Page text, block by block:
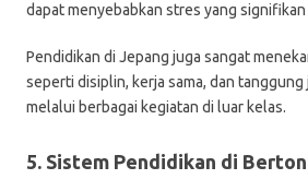
dapat menyebabkan stres yang signifikan
Pendidikan di Jepang juga sangat
seperti disiplin, kerja sama, dan tanggung
melalui berbagai kegiatan di luar kelas.
5. Sistem Pendidikan di